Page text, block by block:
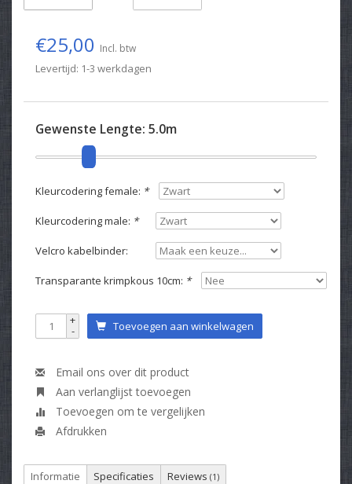
€25,00 Incl. btw
Levertijd: 1-3 werkdagen
Gewenste Lengte: 5.0m
Kleurcodering female: *
Kleurcodering male: *
Velcro kabelbinder:
Transparante krimpkous 10cm: *
+
- Toevoegen aan winkelwagen
Email ons over dit product
Aan verlanglijst toevoegen
Toevoegen om te vergelijken
Afdrukken
Informatie Specificaties Reviews (1)